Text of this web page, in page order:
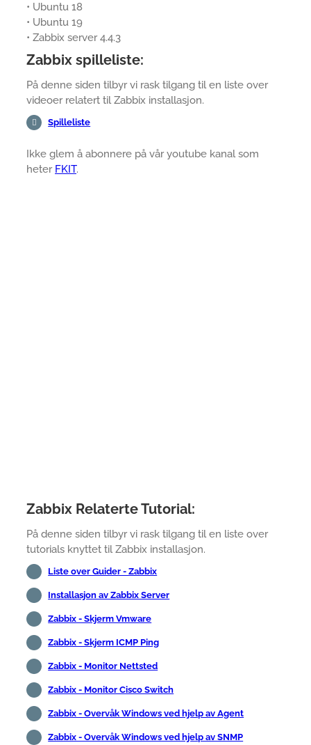
• Ubuntu 18
• Ubuntu 19
• Zabbix server 4.4.3
Zabbix spilleliste:
På denne siden tilbyr vi rask tilgang til en liste over
videoer relatert til Zabbix installasjon.
Spilleliste
Ikke glem å abonnere på vår youtube kanal som
heter FKIT.
Zabbix Relaterte Tutorial:
På denne siden tilbyr vi rask tilgang til en liste over
tutorials knyttet til Zabbix installasjon.
Liste over Guider - Zabbix
Installasjon av Zabbix Server
Zabbix - Skjerm Vmware
Zabbix - Skjerm ICMP Ping
Zabbix - Monitor Nettsted
Zabbix - Monitor Cisco Switch
Zabbix - Overvåk Windows ved hjelp av Agent
Zabbix - Overvåk Windows ved hjelp av SNMP